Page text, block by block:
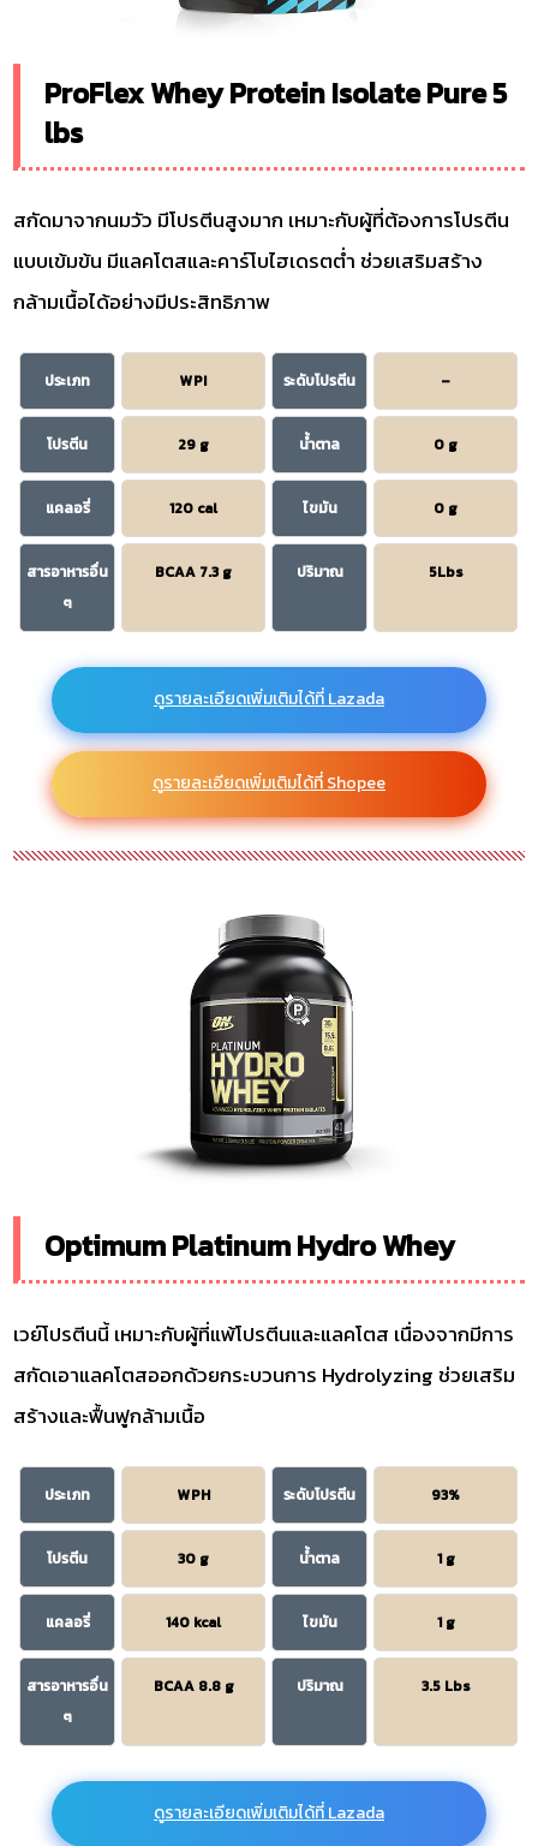
ProFlex Whey Protein Isolate Pure 5
lbs
สกัดมาจากนมวัว มีโปรตีนสูงมาก เหมาะกับผู้ที่ต้องการโปรตีน
แบบเข้มข้น มีแลคโตสและคาร์โบไฮเดรตต่ำ ช่วยเสริมสร้าง
กล้ามเนื้อได้อย่างมีประสิทธิภาพ
ประเภท WPI ระดับโปรตีน –
โปรตีน 29 g น้ำตาล 0 g
แคลอรี่ 120 cal ไขมัน 0 g
สารอาหารอื่น
ๆ
BCAA 7.3 g ปริมาณ 5Lbs
ดูรายละเอียดเพิ่มเติมได้ที่ Lazada
ดูรายละเอียดเพิ่มเติมได้ที่ Shopee
Optimum Platinum Hydro Whey
เวย์โปรตีนนี้ เหมาะกับผู้ที่แพ้โปรตีนและแลคโตส เนื่องจากมีการ
สกัดเอาแลคโตสออกด้วยกระบวนการ Hydrolyzing ช่วยเสริม
สร้างและฟื้นฟูกล้ามเนื้อ
ประเภท WPH ระดับโปรตีน 93%
โปรตีน 30 g น้ำตาล 1 g
แคลอรี่ 140 kcal ไขมัน 1 g
สารอาหารอื่น
ๆ
BCAA 8.8 g ปริมาณ 3.5 Lbs
ดูรายละเอียดเพิ่มเติมได้ที่ Lazada